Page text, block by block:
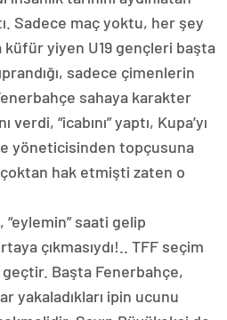
Sadece maç yoktu, her şey
küfür yiyen U19 gençleri başta
sadece çimenlerin
sahaya karakter
verdi, “icabını” yaptı, Kupa’yı
yöneticisinden topçusuna
hak etmişti zaten o
saati gelip
çıkmasıydı!.. TFF seçim
geçtir. Başta Fenerbahçe,
yakaladıkları ipin ucunu